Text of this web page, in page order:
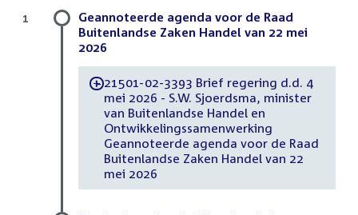
Geannoteerde agenda voor de Raad
Buitenlandse Zaken Handel van 22 mei
2026
-21501-02-3393 Brief regering d.d. 4
mei 2026 - S.W. Sjoerdsma, minister
van Buitenlandse Handel en
Ontwikkelingssamenwerking
Geannoteerde agenda voor de Raad
Buitenlandse Zaken Handel van 22
mei 2026
1